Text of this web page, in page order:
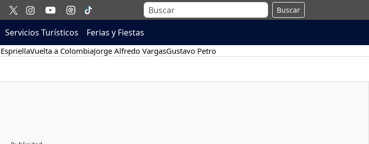
Buscar
Servicios Turísticos Ferias y Fiestas
Vuelta a ColombiaJorge Alfredo VargasGustavo Petro